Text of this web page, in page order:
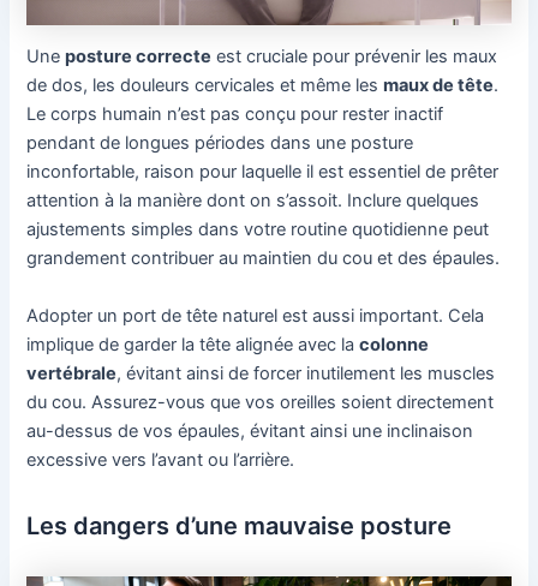
Uneposture correcte est cruciale pour prévenir les maux
de dos, les douleurs cervicales et même lesmaux de tête.
Le corps humain n’est pas conçu pour rester inactif
pendant de longues périodes dans une posture
inconfortable, raison pour laquelle il est essentiel de prêter
attention à la manière dont on s’assoit. Inclure quelques
ajustements simples dans votre routine quotidienne peut
grandement contribuer au maintien du cou et des épaules.
Adopter un port de tête naturel est aussi important. Cela
implique de garder la tête alignée avec lacolonne
vertébrale, évitant ainsi de forcer inutilement les muscles
du cou. Assurez-vous que vos oreilles soient directement
au-dessus de vos épaules, évitant ainsi une inclinaison
excessive vers l’avant ou l’arrière.
Les dangers d’une mauvaise posture